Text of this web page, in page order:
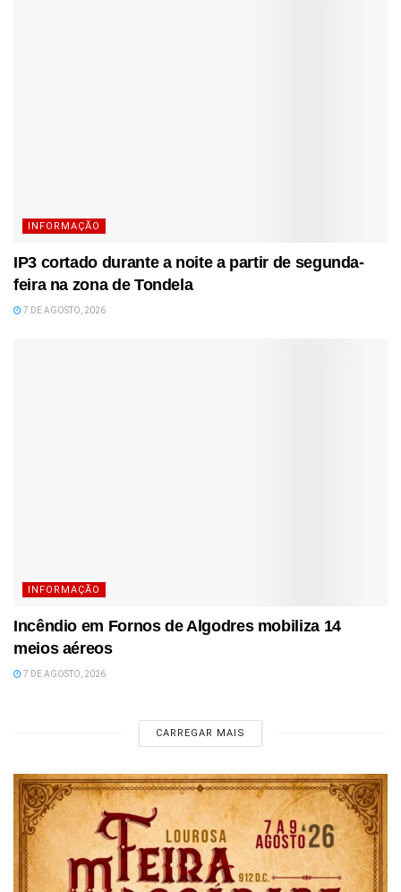
INFORMAÇÃO
IP3 cortado durante a noite a partir de segunda-
feira na zona de Tondela
7 DE AGOSTO, 2026
INFORMAÇÃO
Incêndio em Fornos de Algodres mobiliza 14
meios aéreos
7 DE AGOSTO, 2026
CARREGAR MAIS